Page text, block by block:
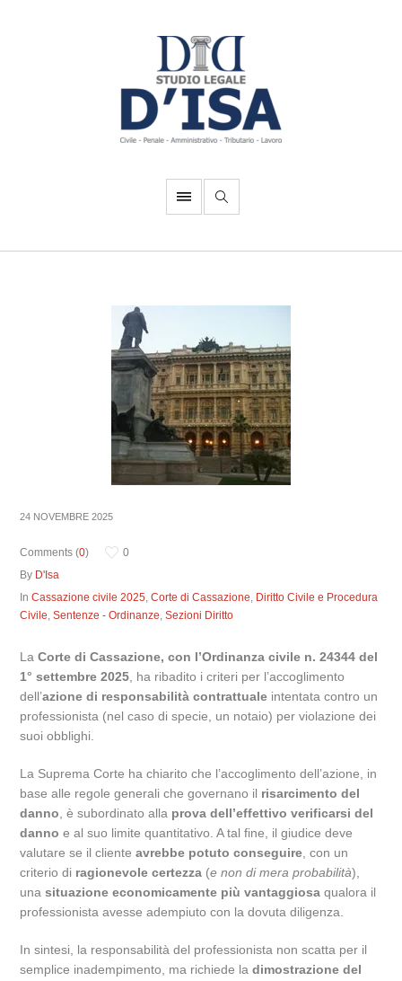
24 NOVEMBRE 2025
Comments (0)
0
By D'Isa
InCassazione civile 2025,Corte di Cassazione, Diritto Civile e Procedura
Civile,Sentenze - Ordinanze,Sezioni Diritto
LaCorte di Cassazione, con l’Ordinanza civile n. 24344 del
1° settembre 2025 , ha ribadito i criteri per l’accoglimento
dell’azione di responsabilità contrattuale intentata contro un
professionista (nel caso di specie, un notaio) per violazione dei
suoi obblighi.
La Suprema Corte ha chiarito che l’accoglimento dell’azione, in
base alle regole generali che governano il risarcimento del
danno , è subordinato alla prova dell’effettivo verificarsi del
danno e al suo limite quantitativo. A tal fine, il giudice deve
valutare se il clienteavrebbe potuto conseguire , con un
criterio di ragionevole certezza (e non di mera probabilità),
unasituazione economicamente più vantaggiosa qualora il
professionista avesse adempiuto con la dovuta diligenza.
In sintesi, la responsabilità del professionista non scatta per il
semplice inadempimento, ma richiede ladimostrazione del